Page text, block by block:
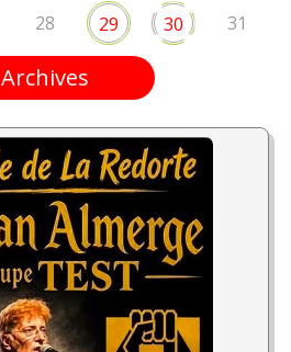
28 29 30 31
Archives